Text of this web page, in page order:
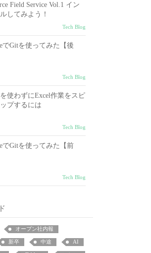
Field Service Vol.1 イン
してみよう！
Tech Blog
でGitを使ってみた【後
Tech Blog
使わずにExcel作業をスピ
プするには
Tech Blog
でGitを使ってみた【前
Tech Blog
オープン社内報
新卒 中途 AI